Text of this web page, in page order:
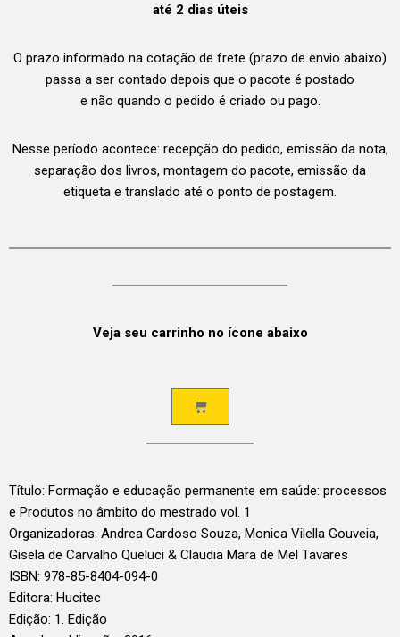
até 2 dias úteis
O prazo informado na cotação de frete (prazo de envio abaixo)
passa a ser contado depois que o pacote é postado
e não quando o pedido é criado ou pago.
Nesse período acontece: recepção do pedido, emissão da nota,
separação dos livros, montagem do pacote, emissão da
etiqueta e translado até o ponto de postagem.
Veja seu carrinho no ícone abaixo
Título: Formação e educação permanente em saúde: processos
e Produtos no âmbito do mestrado vol. 1
Organizadoras: Andrea Cardoso Souza, Monica Vilella Gouveia,
Gisela de Carvalho Queluci & Claudia Mara de Mel Tavares
ISBN: 978-85-8404-094-0
Editora: Hucitec
Edição: 1. Edição